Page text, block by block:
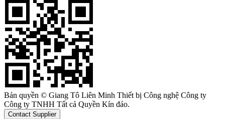
Bản quyền © Giang Tô Liên Minh Thiết bị Công nghệ Công ty
Công ty TNHH Tất cả Quyền Kín đáo.
Contact Supplier